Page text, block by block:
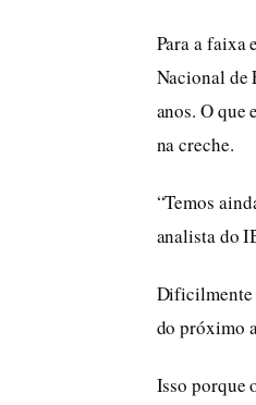
Para a faixa
Nacional de
anos. O que
na creche.
“Temos
analista do
Dificilmente
do próximo
Isso porque